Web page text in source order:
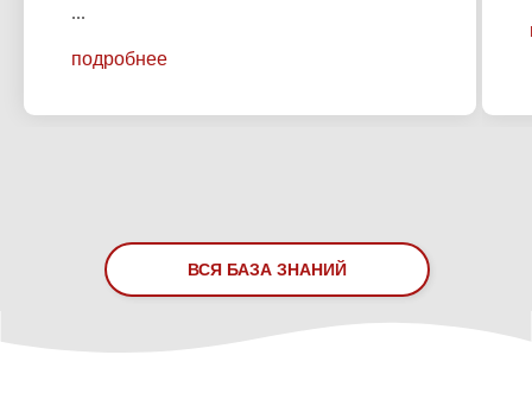
...
подробнее
ВСЯ БАЗА ЗНАНИЙ